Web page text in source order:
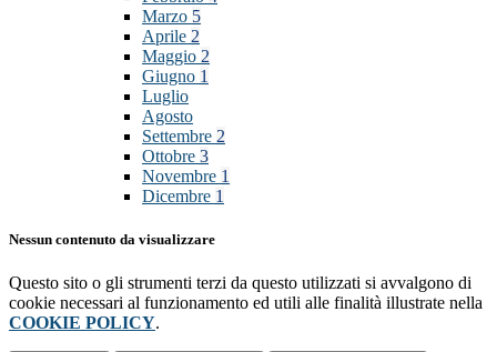
Marzo 5
Aprile 2
Maggio 2
Giugno 1
Luglio
Agosto
Settembre 2
Ottobre 3
Novembre 1
Dicembre 1
Nessun contenuto da visualizzare
Questo sito o gli strumenti terzi da questo utilizzati si avvalgono di
cookie necessari al funzionamento ed utili alle finalità illustrate nella
COOKIE POLICY.